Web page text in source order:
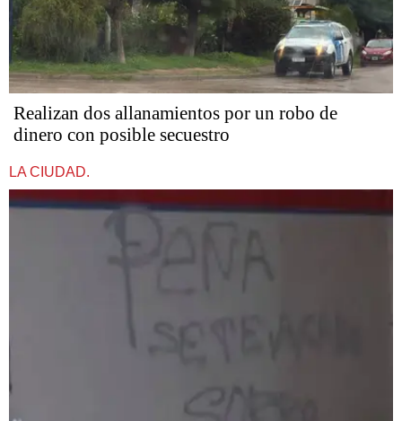
Realizan dos allanamientos por un robo de
dinero con posible secuestro
LA CIUDAD.